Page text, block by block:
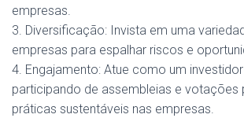
empresas.
3. Diversificação: Invista em uma
empresas para espalhar riscos e
4. Engajamento: Atue como um
participando de assembleias e votações
práticas sustentáveis nas empresas.